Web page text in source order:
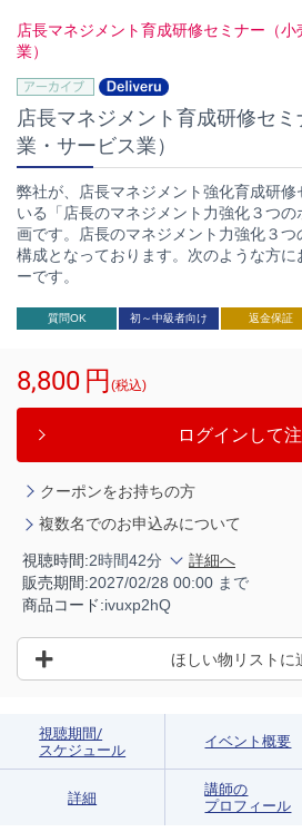
店長マネジメント育成研修セミナー（
業）
店長マネジメント育成研修セ
業・サービス業）
弊社が、店長マネジメント強化育成研修
いる「店長のマネジメント力強化３つ
画です。店長のマネジメント力強化３
構成となっております。次のような方
ーです。
質問OK 初～中級者向け 返金保証
8,800 円 (税込)
ログインして
クーポンをお持ちの方
複数名でのお申込みについて
視聴時間:2時間42分
詳細へ
販売期間:2027/02/28 00:00 まで
商品コード:ivuxp2hQ
ほしい物リストに
視聴期間/
スケジュール
イベント概要
詳細
講師の
プロフィール